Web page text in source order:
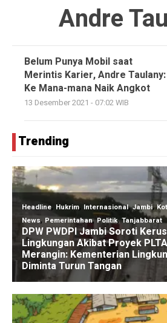
Andre
Belum Punya Mobil saat
Merintis Karier, Andre Taulany:
Ke Mana-mana Naik Angkot
13 Desember 2021 - 07:02 WIB
Trending